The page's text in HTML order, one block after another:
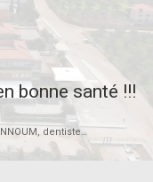
bonne santé !!!
dentiste…